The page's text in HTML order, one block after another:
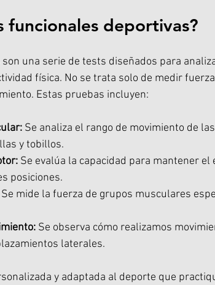
funcionales deportivas?
una serie de tests diseñados para
física. No se trata solo de medir
Estas pruebas incluyen:
Se analiza el rango de movimiento de
y tobillos.
Se evalúa la capacidad para mantener el
posiciones.
Se mide la fuerza de grupos musculares
Se observa cómo realizamos
laterales.
y adaptada al deporte que